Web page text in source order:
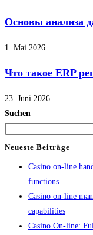
Основы анализа
1. Mai 2026
Что такое ERP
23. Juni 2026
Suchen
Neueste Beiträge
Casino on-line
functions
Casino on-line
capabilities
Casino On-line: